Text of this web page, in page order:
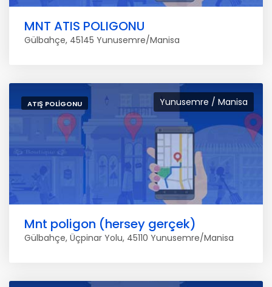
MNT ATIS POLIGONU
Gülbahçe, 45145 Yunusemre/Manisa
Yunusemre / Manisa
ATIŞ POLIGONU
Mnt poligon (hersey gerçek)
Gülbahçe, Üçpinar Yolu, 45110 Yunusemre/Manisa